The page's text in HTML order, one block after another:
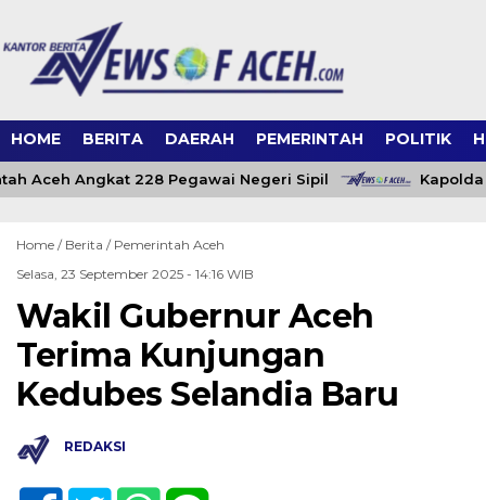
HOME BERITA DAERAH PEMERINTAH POLITIK
Aceh Angkat 228 Pegawai Negeri Sipil
Home / Berita / Pemerintah Aceh
Selasa, 23 September 2025 - 14:16 WIB
Wakil Gubernur Aceh
Terima Kunjungan
Kedubes Selandia Baru
REDAKSI